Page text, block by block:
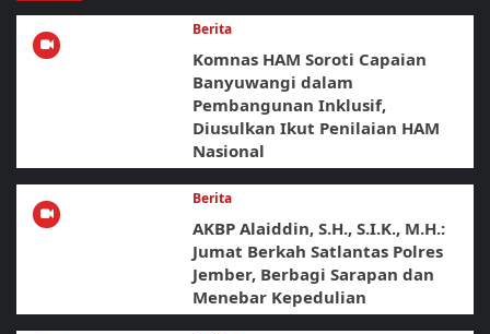
Berita
Komnas HAM Soroti Capaian
Banyuwangi dalam
Pembangunan Inklusif,
Diusulkan Ikut Penilaian HAM
Nasional
Berita
AKBP Alaiddin, S.H., S.I.K., M.H.:
Jumat Berkah Satlantas Polres
Jember, Berbagi Sarapan dan
Menebar Kepedulian